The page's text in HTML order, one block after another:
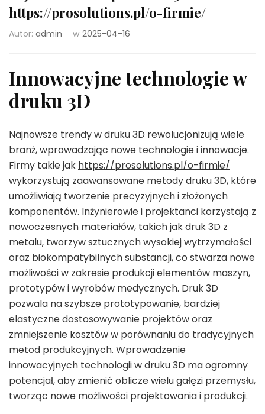
https://prosolutions.pl/o-firmie/
Autor: admin w 2025-04-16
Innowacyjne technologie w
druku 3D
Najnowsze trendy w druku 3D rewolucjonizują wiele
branż, wprowadzając nowe technologie i innowacje.
Firmy takie jak https://prosolutions.pl/o-firmie/
wykorzystują zaawansowane metody druku 3D, które
umożliwiają tworzenie precyzyjnych i złożonych
komponentów. Inżynierowie i projektanci korzystają z
nowoczesnych materiałów, takich jak druk 3D z
metalu, tworzyw sztucznych wysokiej wytrzymałości
oraz biokompatybilnych substancji, co stwarza nowe
możliwości w zakresie produkcji elementów maszyn,
prototypów i wyrobów medycznych. Druk 3D
pozwala na szybsze prototypowanie, bardziej
elastyczne dostosowywanie projektów oraz
zmniejszenie kosztów w porównaniu do tradycyjnych
metod produkcyjnych. Wprowadzenie
innowacyjnych technologii w druku 3D ma ogromny
potencjał, aby zmienić oblicze wielu gałęzi przemysłu,
tworząc nowe możliwości projektowania i produkcji.